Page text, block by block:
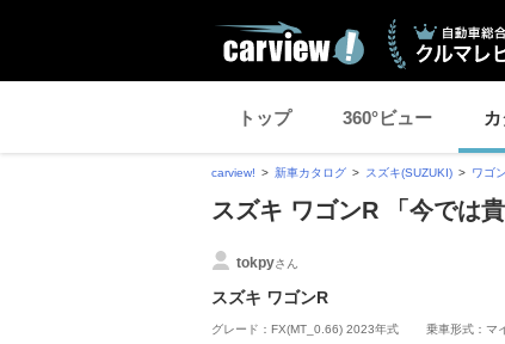
トップ 360°ビュー
carview! 新車カタログ スズキ(SUZUKI) ワゴ
スズキ ワゴンR 「今では
tokpyさん
スズキ ワゴンR
グレード：FX(MT_0.66) 2023年式 乗車形式：マ